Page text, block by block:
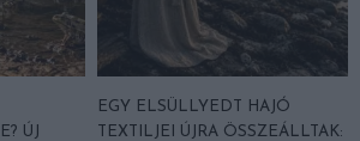
ÚJ
EGY ELSÜLLYEDT HAJÓ
TEXTILJEI ÚJRA ÖSSZEÁLLTAK: